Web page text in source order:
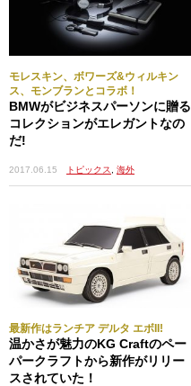
モレスキン、ボワーズ&ウィルキン
ス、モンブランとコラボ！
BMWがビジネスパーソンに贈る
コレクションがエレガントなの
だ!
2017.06.15 トピックス 海外
最新作はランチア デルタ エボII!
温かさが魅力のKG Craftのペー
パークラフトから新作がリリー
スされていた！